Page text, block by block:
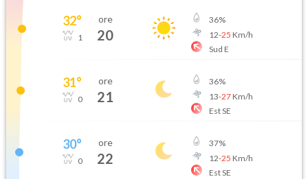
32°
1
ore
20
36%
12-25 Km/h
Sud E
31°
0
ore
21
36%
13-27Km/h
Est SE
30°
0
ore
22
37%
12-25 Km/h
Est SE